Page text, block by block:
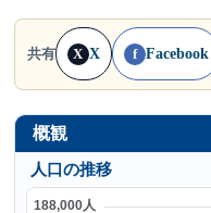
共有 X X f Facebook
概観
人口の推移